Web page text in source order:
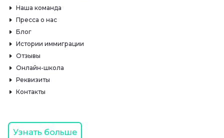
Наша команда
Пресса о нас
Блог
Истории иммиграции
Отзывы
Онлайн-школа
Реквизиты
Контакты
Узнать больше